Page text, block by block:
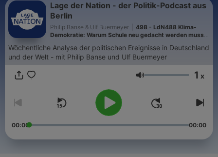
Lage der Nation - der Politik-Podcast aus
Berlin
Philip Banse & Ulf Buermeyer
498 - LdN488 Klima-
Demokratie: Warum Schule neu gedacht werden muss
Wöchentliche Analyse der politischen Ereignisse in Deutschland
und der Welt - mit Philip Banse und Ulf Buermeyer
Volume 1 x
00:00 00:00